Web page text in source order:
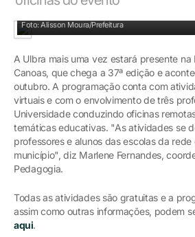
Foto: Alisson Moura/Prefeitura
A Ulbra mais uma vez estará presente na
Canoas, que chega a 37ª edição e
outubro. A programação conta com
virtuais e com o envolvimento de três
Universidade conduzindo oficinas
temáticas educativas. "As atividades se
professores e alunos das escolas da rede
município", diz Marlene Fernandes,
Pedagogia.
Todas as atividades são gratuitas e a
assim como outras informações, podem
aqui.